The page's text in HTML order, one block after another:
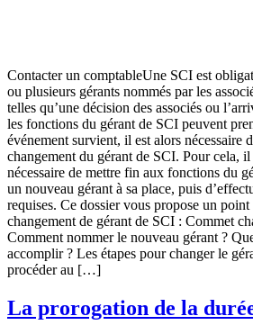
Contacter un comptableUne SCI est
ou plusieurs gérants nommés par les
telles qu’une décision des associés ou
les fonctions du gérant de SCI peuvent
événement survient, il est alors nécessaire
changement du gérant de SCI. Pour cela,
nécessaire de mettre fin aux fonctions du
un nouveau gérant à sa place, puis
requises. Ce dossier vous propose un
changement de gérant de SCI : Commet
Comment nommer le nouveau gérant ?
accomplir ? Les étapes pour changer le
procéder au […]
La prorogation de la